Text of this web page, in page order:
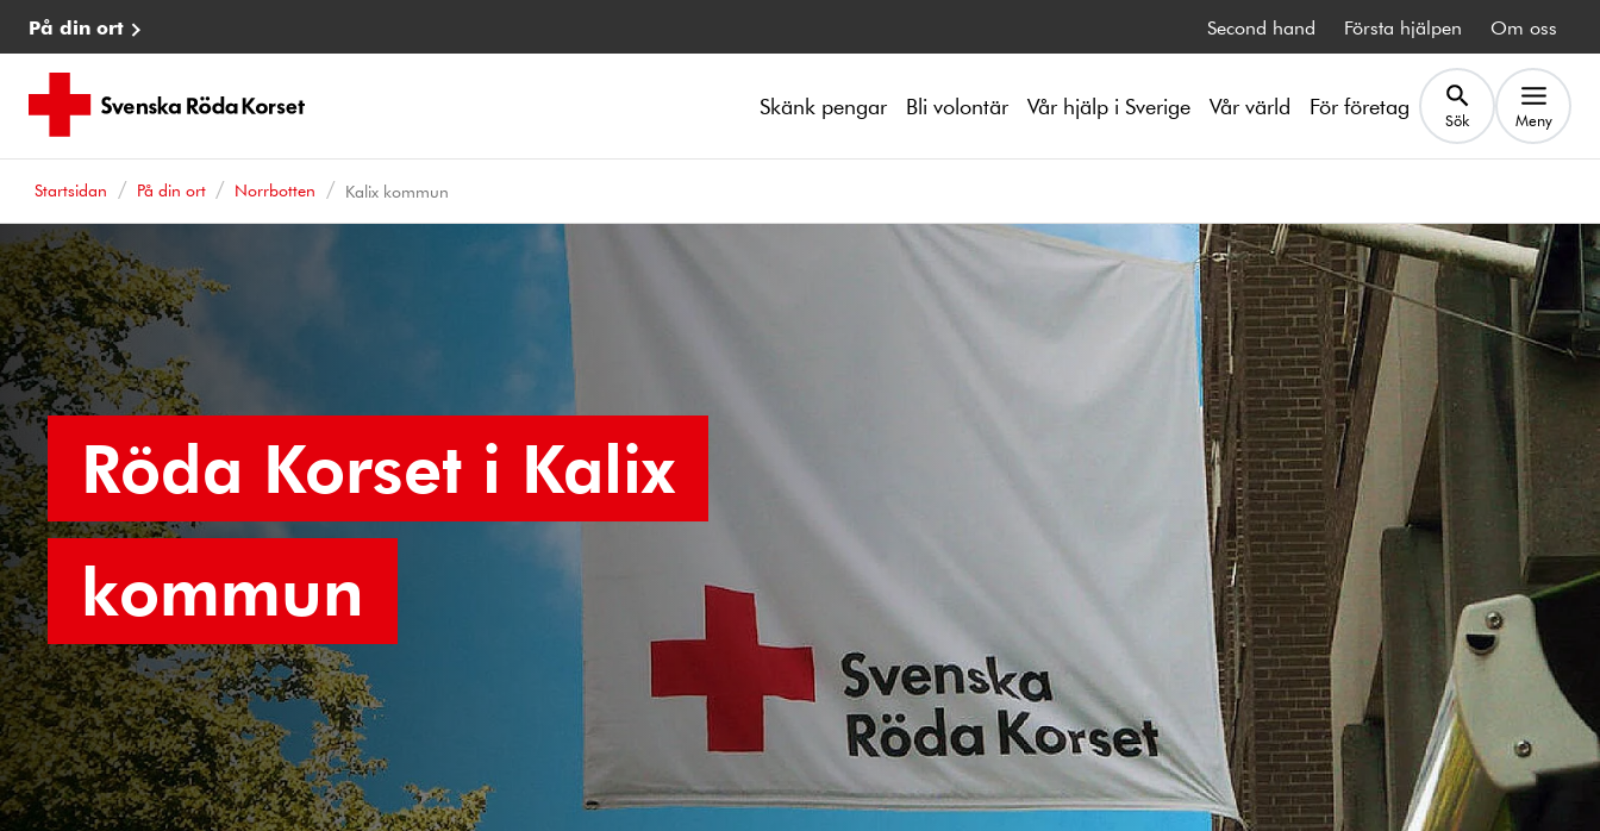
På din ort Second hand Första hjälpen Om oss
Skänk pengar Bli volontär Vår hjälp i Sverige Vår värld För företag Sök Meny
Startsidan På din ort Norrbotten Kalix kommun
Röda Korset i Kalix
kommun